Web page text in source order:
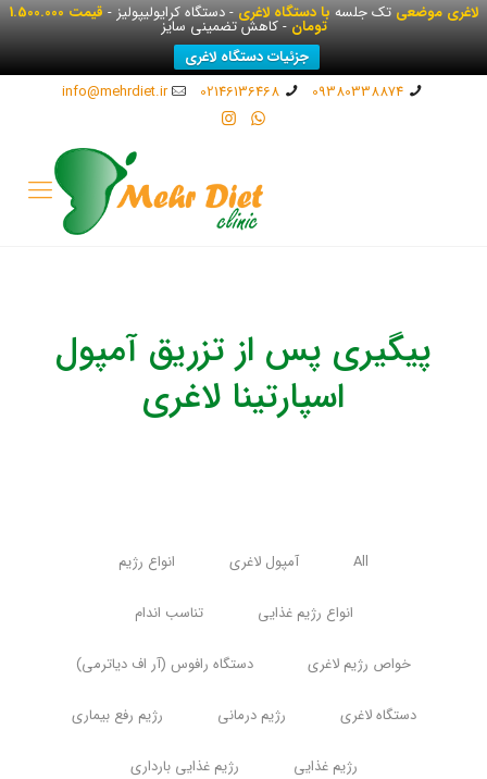
لاغری موضعیتک جلسهبا دستگاه لاغری- دستگاه کرایولیپولیز - قیمت 1.500.000
تومان- کاهش تضمینی سایز
جزئیات دستگاه لاغری
09380338874
02146136468
info@mehrdiet.ir
پیگیری پس از تزریق آمپول
اسپارتینا لاغری
All آمپول لاغری انواع رژیم
انواع رژیم غذایی تناسب اندام
خواص رژیم لاغری دستگاه رافوس (آر اف دیاترمی)
دستگاه لاغری رژیم درمانی رژیم رفع بیماری
رژیم غذایی رژیم غذایی بارداری